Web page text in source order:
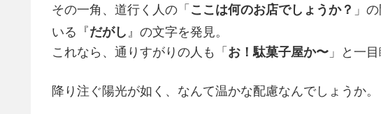
その一角、道行く人の「 ここは何のお店でしょうか？ 」
いる『だがし 』の文字を発見。
これなら、通りすがりの人も「 お！駄菓子屋か〜 」と一目
降り注ぐ陽光が如く、なんて温かな配慮なんでしょうか。